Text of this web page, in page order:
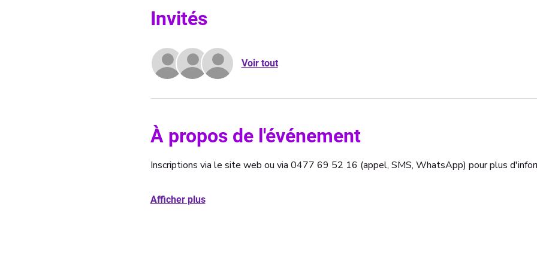
Invités
Voir tout
À propos de l'événement
Inscriptions via le site web ou via 0477 69 52 16 (appel, SMS, WhatsApp) pour plus
Afficher plus